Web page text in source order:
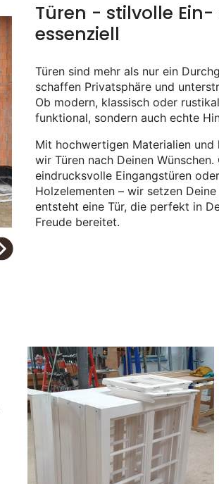
Türen - stilvolle
essenziell
Türen sind mehr als nur ein
schaffen Privatsphäre und
Ob modern, klassisch oder
funktional, sondern auch echte
Mit hochwertigen Materialien
wir Türen nach Deinen
eindrucksvolle Eingangstüren
Holzelementen – wir setzen
entsteht eine Tür, die perfekt in
Freude bereitet.